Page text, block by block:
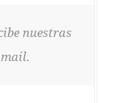
nuestras